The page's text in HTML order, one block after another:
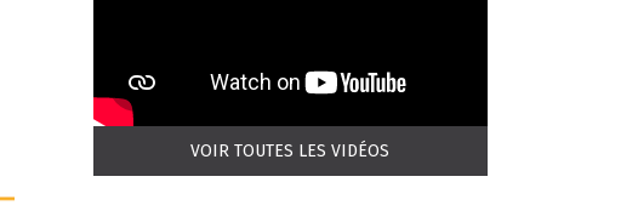
VOIR TOUTES LES VIDÉOS